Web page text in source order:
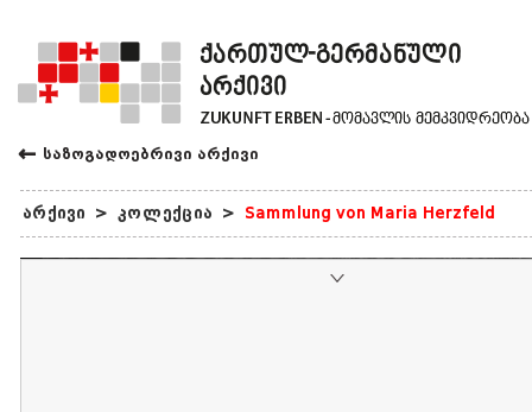
← საზოგადოებრივი არქივი
არქივი > კოლექცია > Sammlung von Maria Herzfeld